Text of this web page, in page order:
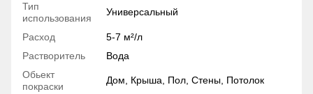
Тип
использования
Универсальный
Расход
5-7 м²/л
Растворитель
Вода
Обьект
покраски
Дом, Крыша, Пол, Стены, Потолок